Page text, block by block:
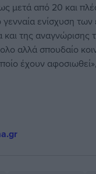
μετά από 20 και
γενναία ενίσχυση
και της αναγνώρισης
αλλά σπουδαίο
έχουν